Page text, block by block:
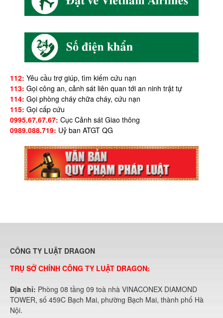
112: Yêu cầu trợ giúp, tìm kiếm cứu nạn
113: Gọi công an, cảnh sát liên quan tới an ninh trật tự
114: Gọi phòng cháy chữa cháy, cứu nạn
115: Gọi cấp cứu
0995.67.67.67: Cục Cảnh sát Giao thông
0989.088.719: Uỷ ban ATGT QG
CÔNG TY LUẬT DRAGON
TRỤ SỞ CHÍNH CÔNG TY LUẬT DRAGON:
Địa chỉ: Phòng 08 tầng 09 toà nhà VINACONEX DIAMOND
TOWER, số 459C Bạch Mai, phường Bạch Mai, thành phố Hà
Nội.